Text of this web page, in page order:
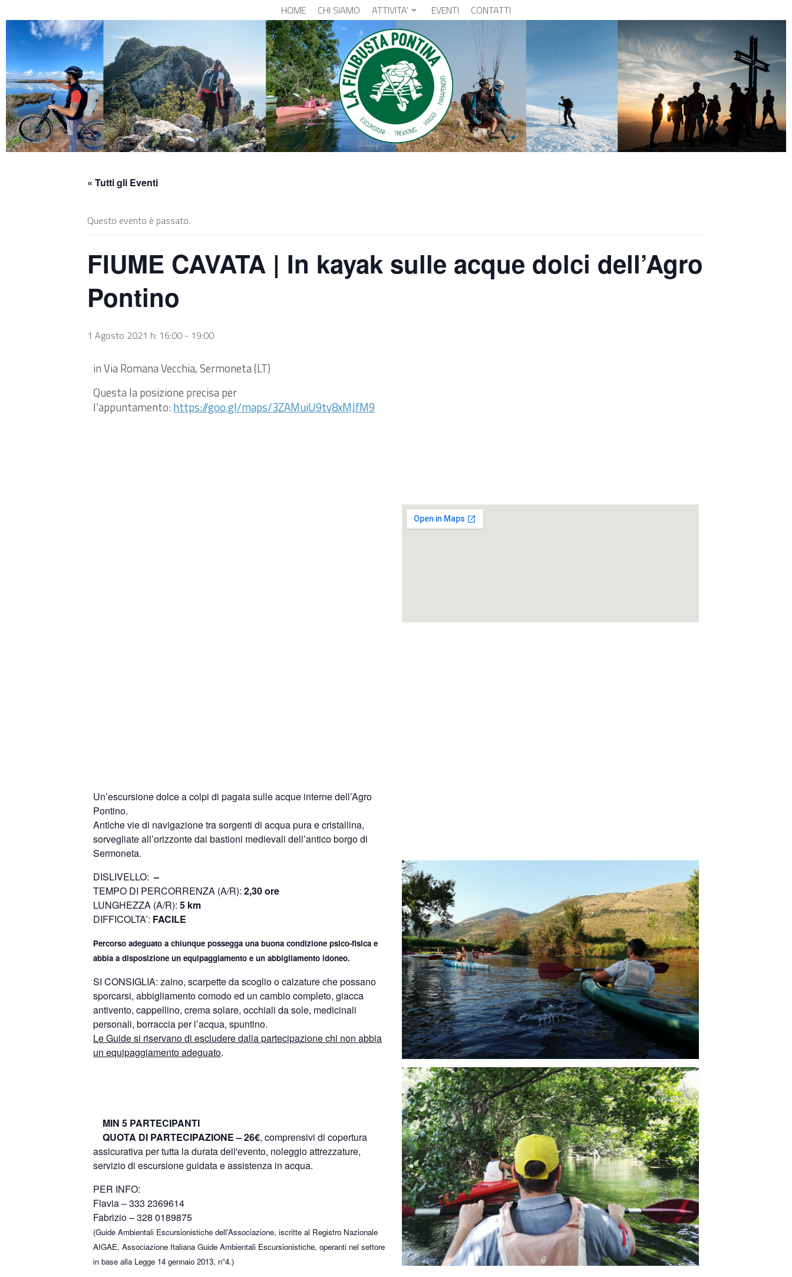
to
content
HOME CHI SIAMO ATTIVITA’ EVENTI CONTATTI
« Tutti gli Eventi
Questo evento è passato.
FIUME CAVATA | In kayak sulle acque dolci dell’Agro
Pontino
1 Agosto 2021 h: 16:00 - 19:00
in Via Romana Vecchia, Sermoneta (LT)
Questa la posizione precisa per
l'appuntamento: https://goo.gl/maps/3ZAMuiU9ty8xMJfM9
Un’escursione dolce a colpi di pagaia sulle acque interne dell’Agro
Pontino.
Antiche vie di navigazione tra sorgenti di acqua pura e cristallina,
sorvegliate all’orizzonte dai bastioni medievali dell’antico borgo di
Sermoneta.
DISLIVELLO:–
TEMPO DI PERCORRENZA (A/R): 2,30 ore
LUNGHEZZA (A/R): 5 km
DIFFICOLTA’: FACILE
Percorso adeguato a chiunque possegga una buona condizione psico-fisica e
abbia a disposizione un equipaggiamento e un abbigliamento idoneo.
SI CONSIGLIA: zaino, scarpette da scoglio o calzature che possano
sporcarsi, abbigliamento comodo ed un cambio completo, giacca
antivento, cappellino, crema solare, occhiali da sole, medicinali
personali, borraccia per l’acqua, spuntino.
Le Guide si riservano di escludere dalla partecipazione chi non abbia
un equipaggiamento adeguato.
MIN 5 PARTECIPANTI
QUOTA DI PARTECIPAZIONE – 26€, comprensivi di copertura
assicurativa per tutta la durata dell'evento, noleggio attrezzature,
servizio di escursione guidata e assistenza in acqua.
PER INFO:
Flavia – 333 2369614
Fabrizio – 328 0189875
(Guide Ambientali Escursionistiche dell’Associazione, iscritte al Registro Nazionale
AIGAE, Associazione Italiana Guide Ambientali Escursionistiche, operanti nel settore
in base alla Legge 14 gennaio 2013, n°4.)